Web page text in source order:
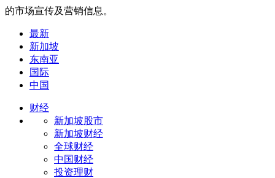
的市场宣传及营销信息。
最新
新加坡
东南亚
国际
中国
财经
新加坡股市
新加坡财经
全球财经
中国财经
投资理财